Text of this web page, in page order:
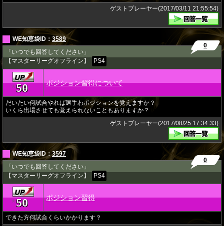
ゲストプレーヤー(2017/03/11 21:55:54)
WE知恵袋ID： 3589
「いつでも回答してください」
【マスターリーグオフライン】
PS4
0
★50 ポジション習得について
だいたい何試合やれば選手わポジションを覚えますか？
いくら出場させても覚えられないこともありますか？
ゲストプレーヤー(2017/08/25 17:34:33)
WE知恵袋ID：3597
「いつでも回答してください」
【マスターリーグオフライン】
PS4
0
★50 ポジション習得
できた方何試合くらいかかります？